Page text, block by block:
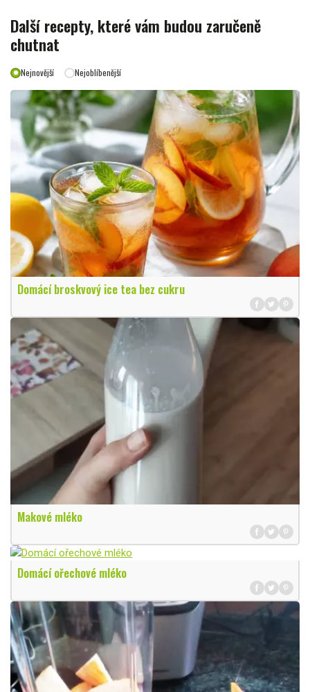
Další recepty, které vám budou zaručeně
chutnat
Nejnovější Nejoblíbenější
Domácí broskvový ice tea bez cukru
Makové mléko
Domácí ořechové mléko